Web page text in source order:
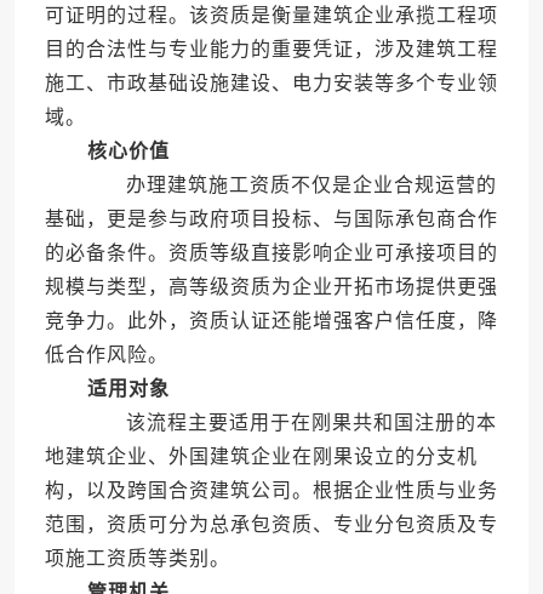
可证明的过程。该资质是衡量建筑企业承揽工程项
目的合法性与专业能力的重要凭证，涉及建筑工程
施工、市政基础设施建设、电力安装等多个专业领
域。
核心价值
办理建筑施工资质不仅是企业合规运营的
基础，更是参与政府项目投标、与国际承包商合作
的必备条件。资质等级直接影响企业可承接项目的
规模与类型，高等级资质为企业开拓市场提供更强
竞争力。此外，资质认证还能增强客户信任度，降
低合作风险。
适用对象
该流程主要适用于在刚果共和国注册的本
地建筑企业、外国建筑企业在刚果设立的分支机
构，以及跨国合资建筑公司。根据企业性质与业务
范围，资质可分为总承包资质、专业分包资质及专
项施工资质等类别。